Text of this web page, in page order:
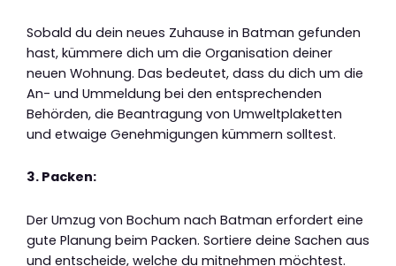
Sobald du dein neues Zuhause in Batman gefunden
hast, kümmere dich um die Organisation deiner
neuen Wohnung. Das bedeutet, dass du dich um die
An- und Ummeldung bei den entsprechenden
Behörden, die Beantragung von Umweltplaketten
und etwaige Genehmigungen kümmern solltest.
3. Packen:
Der Umzug von Bochum nach Batman erfordert eine
gute Planung beim Packen. Sortiere deine Sachen aus
und entscheide, welche du mitnehmen möchtest.